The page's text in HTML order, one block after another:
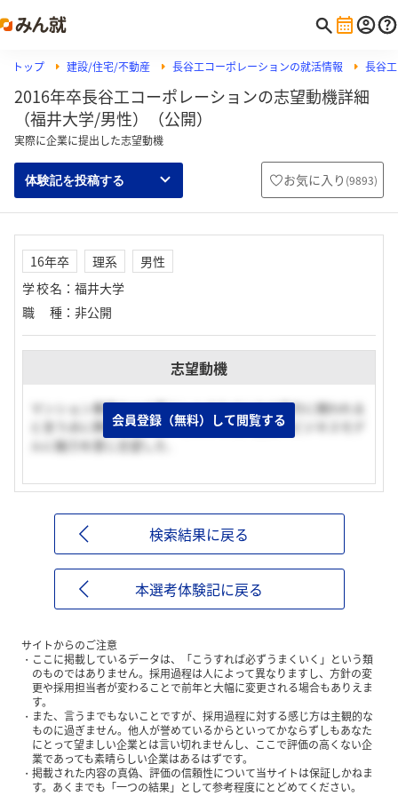
トップ 建設/住宅/不動産 長谷工コーポレーションの就活情報 長谷
2016年卒長谷工コーポレーションの志望動機詳細
（福井大学/男性）（公開）
実際に企業に提出した志望動機
体験記を投稿する お気に入り (9893)
16年卒 理系
男性
学校名 ： 福井大学
職種 ： 非公開
志望動機
マンション業界の人の暮らしとまちづくりの両方に関われる
と言う点に興味をもった．その中でも，独自のビジネスモデ
ルに魅力を感じ志望した．
会員登録（無料）して閲覧する
検索結果に戻る
本選考体験記に戻る
サイトからのご注意
ここに掲載しているデータは、「こうすれば必ずうまくいく」という類
のものではありません。採用過程は人によって異なりますし、方針の変
更や採用担当者が変わることで前年と大幅に変更される場合もありえま
す。
また、言うまでもないことですが、採用過程に対する感じ方は主観的な
ものに過ぎません。他人が誉めているからといってかならずしもあなた
にとって望ましい企業とは言い切れませんし、ここで評価の高くない企
業であっても素晴らしい企業はあるはずです。
掲載された内容の真偽、評価の信頼性について当サイトは保証しかねま
す。あくまでも「一つの結果」として参考程度にとどめてください。